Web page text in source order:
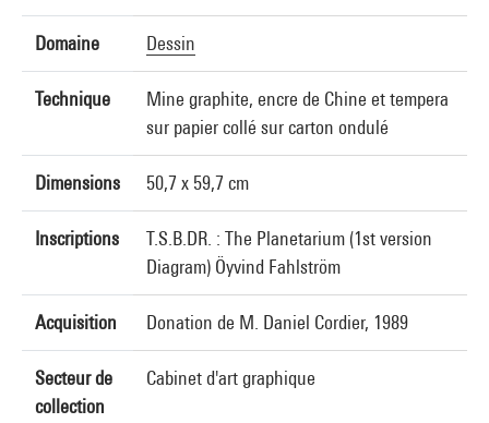
Domaine Dessin
Technique
Mine graphite, encre de Chine et tempera
sur papier collé sur carton ondulé
Dimensions 50,7 x 59,7 cm
Inscriptions
T.S.B.DR. : The Planetarium (1st version
Diagram) Öyvind Fahlström
Acquisition Donation de M. Daniel Cordier, 1989
Secteur de
collection
Cabinet d'art graphique